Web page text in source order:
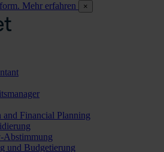
Mehr erfahren
×
and Financial Planning
Abstimmung
und Budgetierung